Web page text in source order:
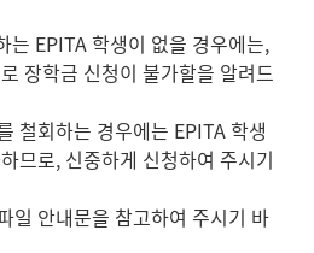
EPITA 학생이 없을 경우에는,
장학금 신청이 불가할을 알려드
철회하는 경우에는 EPITA 학생
므로, 신중하게 신청하여 주시기
안내문을 참고하여 주시기 바